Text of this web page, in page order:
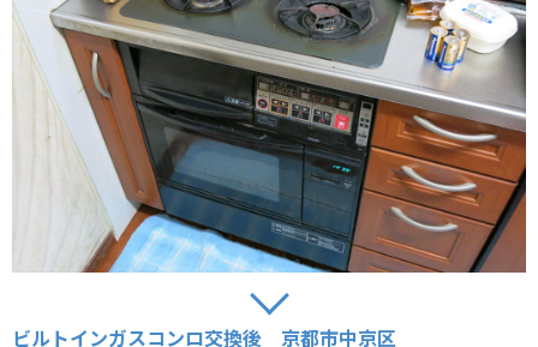
ビルトインガスコンロ交換後 京都市中京区